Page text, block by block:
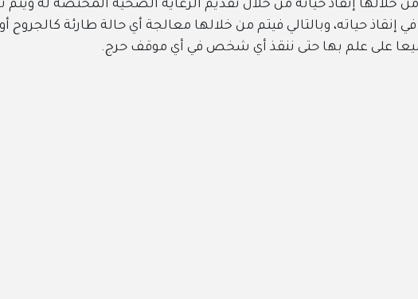
حياته من خلال تقديم الرعاية الصحية المختصة له ويتم نقله إلى
وبالتالي فيتم من خلالها معالجة أي حالة طارئة كالجروح أو النزيف أو
بها حتى ننقذ أي شخص في أي موقف حرج.